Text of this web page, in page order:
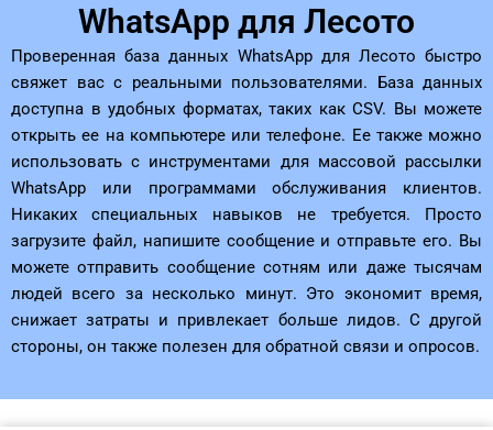
WhatsApp для Лесото
Проверенная база данных WhatsApp для Лесото быстро
свяжет вас с реальными пользователями. База данных
доступна в удобных форматах, таких как CSV. Вы можете
открыть ее на компьютере или телефоне. Ее также можно
использовать с инструментами для массовой рассылки
WhatsApp или программами обслуживания клиентов.
Никаких специальных навыков не требуется. Просто
загрузите файл, напишите сообщение и отправьте его. Вы
можете отправить сообщение сотням или даже тысячам
людей всего за несколько минут. Это экономит время,
снижает затраты и привлекает больше лидов. С другой
стороны, он также полезен для обратной связи и опросов.